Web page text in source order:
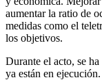
aumentar la ratio de
medidas como el
los objetivos.
Durante el acto, se ha
ya están en